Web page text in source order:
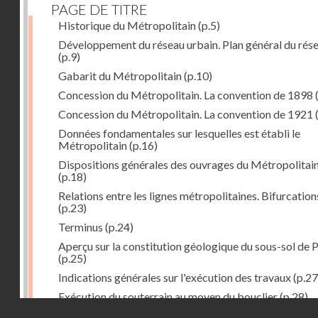
PAGE DE TITRE
Historique du Métropolitain(p.5)
Développement du réseau urbain. Plan général du
(p.9)
Gabarit du Métropolitain(p.10)
Concession du Métropolitain. La convention de 1898
Concession du Métropolitain. La convention de 1921
Données fondamentales sur lesquelles est établi le
Métropolitain(p.16)
Dispositions générales des ouvrages du
(p.18)
Relations entre les lignes métropolitaines.
(p.23)
Terminus (p.24)
Aperçu sur la constitution géologique du sous-sol de
(p.25)
Indications générales sur l'exécution des travaux
Exécution du souterrain au moyen du bouclier(p.28)